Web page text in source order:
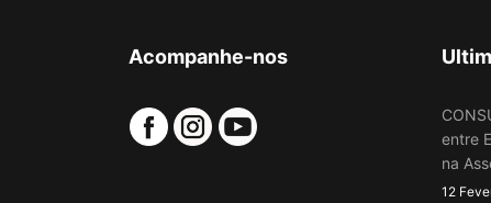
Acompanhe-nos
entre
na
12